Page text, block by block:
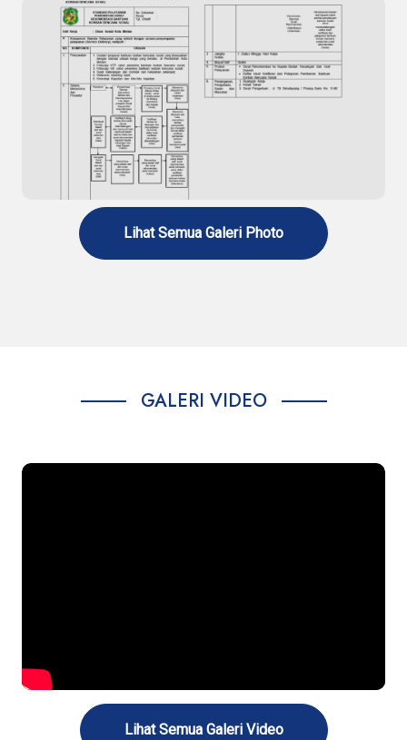
Standar Pelayanan Penerbitan Surat
Rekomendasi Rehabilitasi Narkoba
Lihat Semua Galeri Photo
GALERI VIDEO
Lihat Semua Galeri Video